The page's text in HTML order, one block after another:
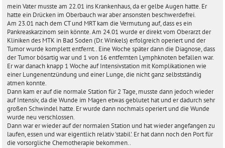
a
g
mein Vater musste am 22.01 ins Krankenhaus, da er gelbe Augen hatte. Er
hatte ein Drücken im Oberbauch war aber ansonsten beschwerdefrei.
Am 23.01 nach dem CT und MRT kam die Vermutung auf, dass es ein
Pankreaskarzinom sein könnte. Am 24.01 wurde er direkt vom Oberarzt der
Kliniken des MTK in Bad Soden (Dr. Winkels) erfolgreich operiert und der
Tumor wurde komplett entfernt.. Eine Woche später dann die Diagnose, dass
der Tumor bösartig war und 1 von 16 entfernten Lymphknoten befallen war.
Er war danach knapp 1 Woche auf Intensivstation mit Komplikationen wie
einer Lungenentzündung und einer Lunge, die nicht ganz selbstständig
atmen konnte.
Dann kam er auf die normale Station für 2 Tage, musste dann jedoch wieder
auf Intensiv, da die Wunde im Magen etwas geblutet hat und er dadurch sehr
großen Schwindel hatte. Er wurde dann nochmals operiert und die Wunde
wurde neu verschlossen.
Dann war er wieder auf der normalen Station und hat wieder angefangen zu
laufen, essen und war eigentlich relativ 'stabil'. Er hat dann noch den Port für
die vorsorgliche Chemotherapie bekommen..